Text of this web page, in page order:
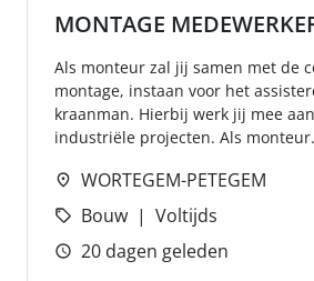
MONTAGE
Als monteur zal jij samen met de
montage, instaan voor het
kraanman. Hierbij werk jij mee
industriële projecten. Als
WORTEGEM-PETEGEM
Bouw
Voltijds
20 dagen geleden